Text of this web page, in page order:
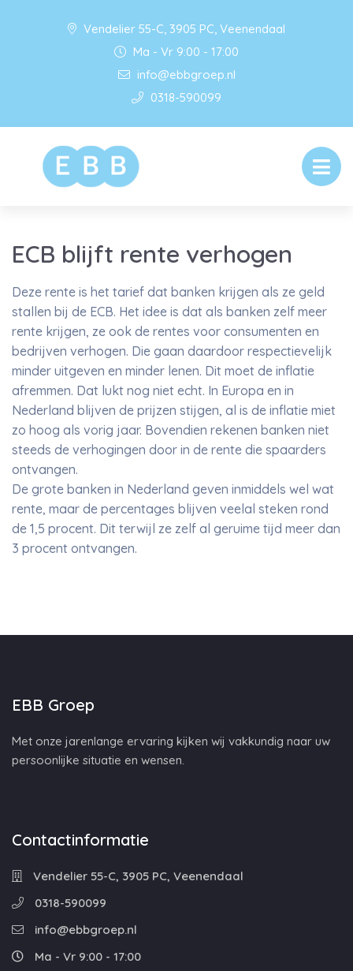
Vendelier 55-C, 3905 PC, Veenendaal
Ma - Vr 9:00 - 17:00
info@ebbgroep.nl
0318-590099
ECB blijft rente verhogen
Deze rente is het tarief dat banken krijgen als ze geld
stallen bij de ECB. Het idee is dat als banken zelf meer
rente krijgen, ze ook de rentes voor consumenten en
bedrijven verhogen. Die gaan daardoor respectievelijk
minder uitgeven en minder lenen. Dit moet de inflatie
afremmen. Dat lukt nog niet echt. In Europa en in
Nederland blijven de prijzen stijgen, al is de inflatie miet
zo hoog als vorig jaar. Bovendien rekenen banken niet
steeds de verhogingen door in de rente die spaarders
ontvangen.
De grote banken in Nederland geven inmiddels wel wat
rente, maar de percentages blijven veelal steken rond
de 1,5 procent. Dit terwijl ze zelf al geruime tijd meer dan
3 procent ontvangen.
EBB Groep
Met onze jarenlange ervaring kijken wij vakkundig naar uw
persoonlijke situatie en wensen.
Contactinformatie
Vendelier 55-C, 3905 PC, Veenendaal
0318-590099
info@ebbgroep.nl
Ma - Vr 9:00 - 17:00